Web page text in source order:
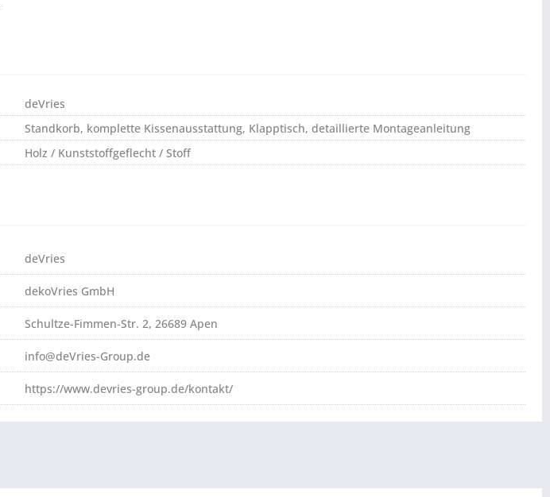
deVries
Standkorb, komplette Kissenausstattung, Klapptisch, detaillierte Montageanleitung
Holz / Kunststoffgeflecht / Stoff
deVries
dekoVries GmbH
Schultze-Fimmen-Str. 2, 26689 Apen
info@deVries-Group.de
https://www.devries-group.de/kontakt/